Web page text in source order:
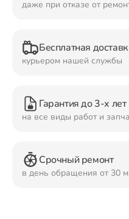
даже при отказе от
Бесплатная
курьером нашей службы
Гарантия до 3-х лет
на все виды работ и
Срочный ремонт
в день обращения от 30